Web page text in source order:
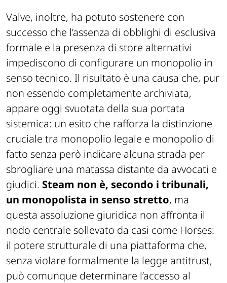
Valve, inoltre, ha potuto sostenere con
successo che l’assenza di obblighi di esclusiva
formale e la presenza di store alternativi
impediscono di configurare un monopolio in
senso tecnico. Il risultato è una causa che, pur
non essendo completamente archiviata,
appare oggi svuotata della sua portata
sistemica: un esito che rafforza la distinzione
cruciale tra monopolio legale e monopolio di
fatto senza però indicare alcuna strada per
sbrogliare una matassa distante da avvocati e
giudici. Steam non è, secondo i tribunali,
un monopolista in senso stretto, ma
questa assoluzione giuridica non affronta il
nodo centrale sollevato da casi come Horses:
il potere strutturale di una piattaforma che,
senza violare formalmente la legge antitrust,
può comunque determinare l’accesso al